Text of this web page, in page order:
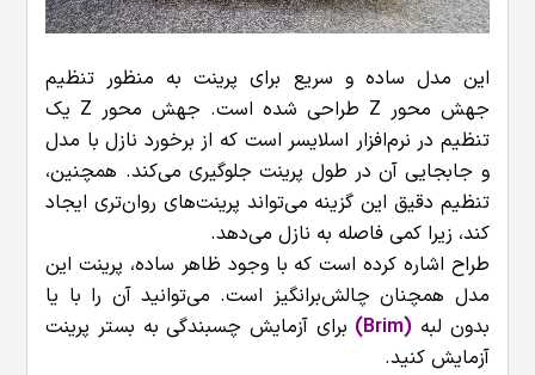
این مدل ساده و سریع برای پرینت به منظور تنظیم
جهش محور Z طراحی شده است. جهش محور Z یک
تنظیم در نرم‌افزار اسلایسر است که از برخورد نازل با مدل
و جابجایی آن در طول پرینت جلوگیری می‌کند. همچنین،
تنظیم دقیق این گزینه می‌تواند پرینت‌های روان‌تری ایجاد
کند، زیرا کمی فاصله به نازل می‌دهد.
طراح اشاره کرده است که با وجود ظاهر ساده، پرینت این
مدل همچنان چالش‌برانگیز است. می‌توانید آن را با یا
بدون لبه (Brim)
برای آزمایش چسبندگی به بستر پرینت
آزمایش کنید.